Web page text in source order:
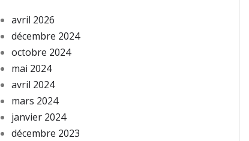
avril 2026
décembre 2024
octobre 2024
mai 2024
avril 2024
mars 2024
janvier 2024
décembre 2023